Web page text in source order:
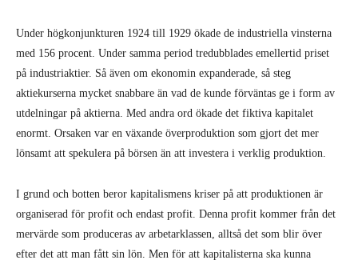
Under högkonjunkturen 1924 till 1929 ökade de industriella vinsterna
med 156 procent. Under samma period tredubblades emellertid priset
på industriaktier. Så även om ekonomin expanderade, så steg
aktiekurserna mycket snabbare än vad de kunde förväntas ge i form av
utdelningar på aktierna. Med andra ord ökade det fiktiva kapitalet
enormt. Orsaken var en växande överproduktion som gjort det mer
lönsamt att spekulera på börsen än att investera i verklig produktion.
I grund och botten beror kapitalismens kriser på att produktionen är
organiserad för profit och endast profit. Denna profit kommer från det
mervärde som produceras av arbetarklassen, alltså det som blir över
efter det att man fått sin lön. Men för att kapitalisterna ska kunna